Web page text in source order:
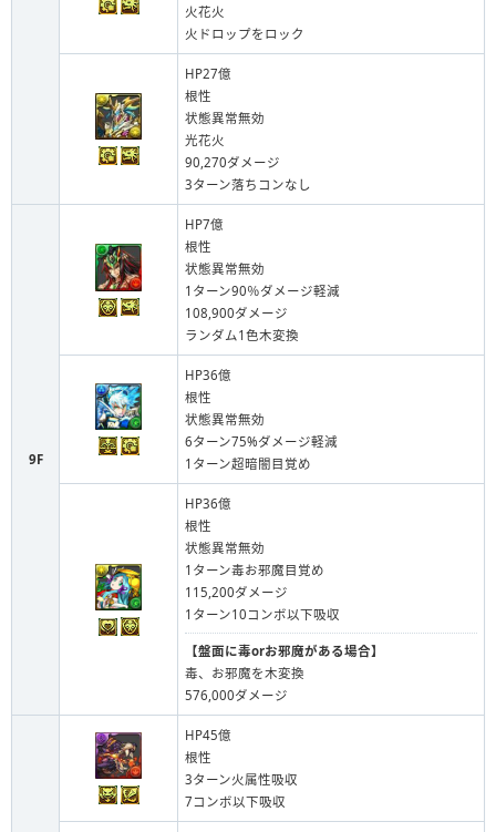
火花火
火ドロップをロック
HP27億
根性
状態異常無効
光花火
90,270ダメージ
3ターン落ちコンなし
9F
HP7億
根性
状態異常無効
1ターン90％ダメージ軽減
108,900ダメージ
ランダム1色木変換
HP36億
根性
状態異常無効
6ターン75%ダメージ軽減
1ターン超暗闇目覚め
HP36億
根性
状態異常無効
1ターン毒お邪魔目覚め
115,200ダメージ
1ターン10コンボ以下吸収
【盤面に毒orお邪魔がある場合】
毒、お邪魔を木変換
576,000ダメージ
HP45億
根性
3ターン火属性吸収
7コンボ以下吸収